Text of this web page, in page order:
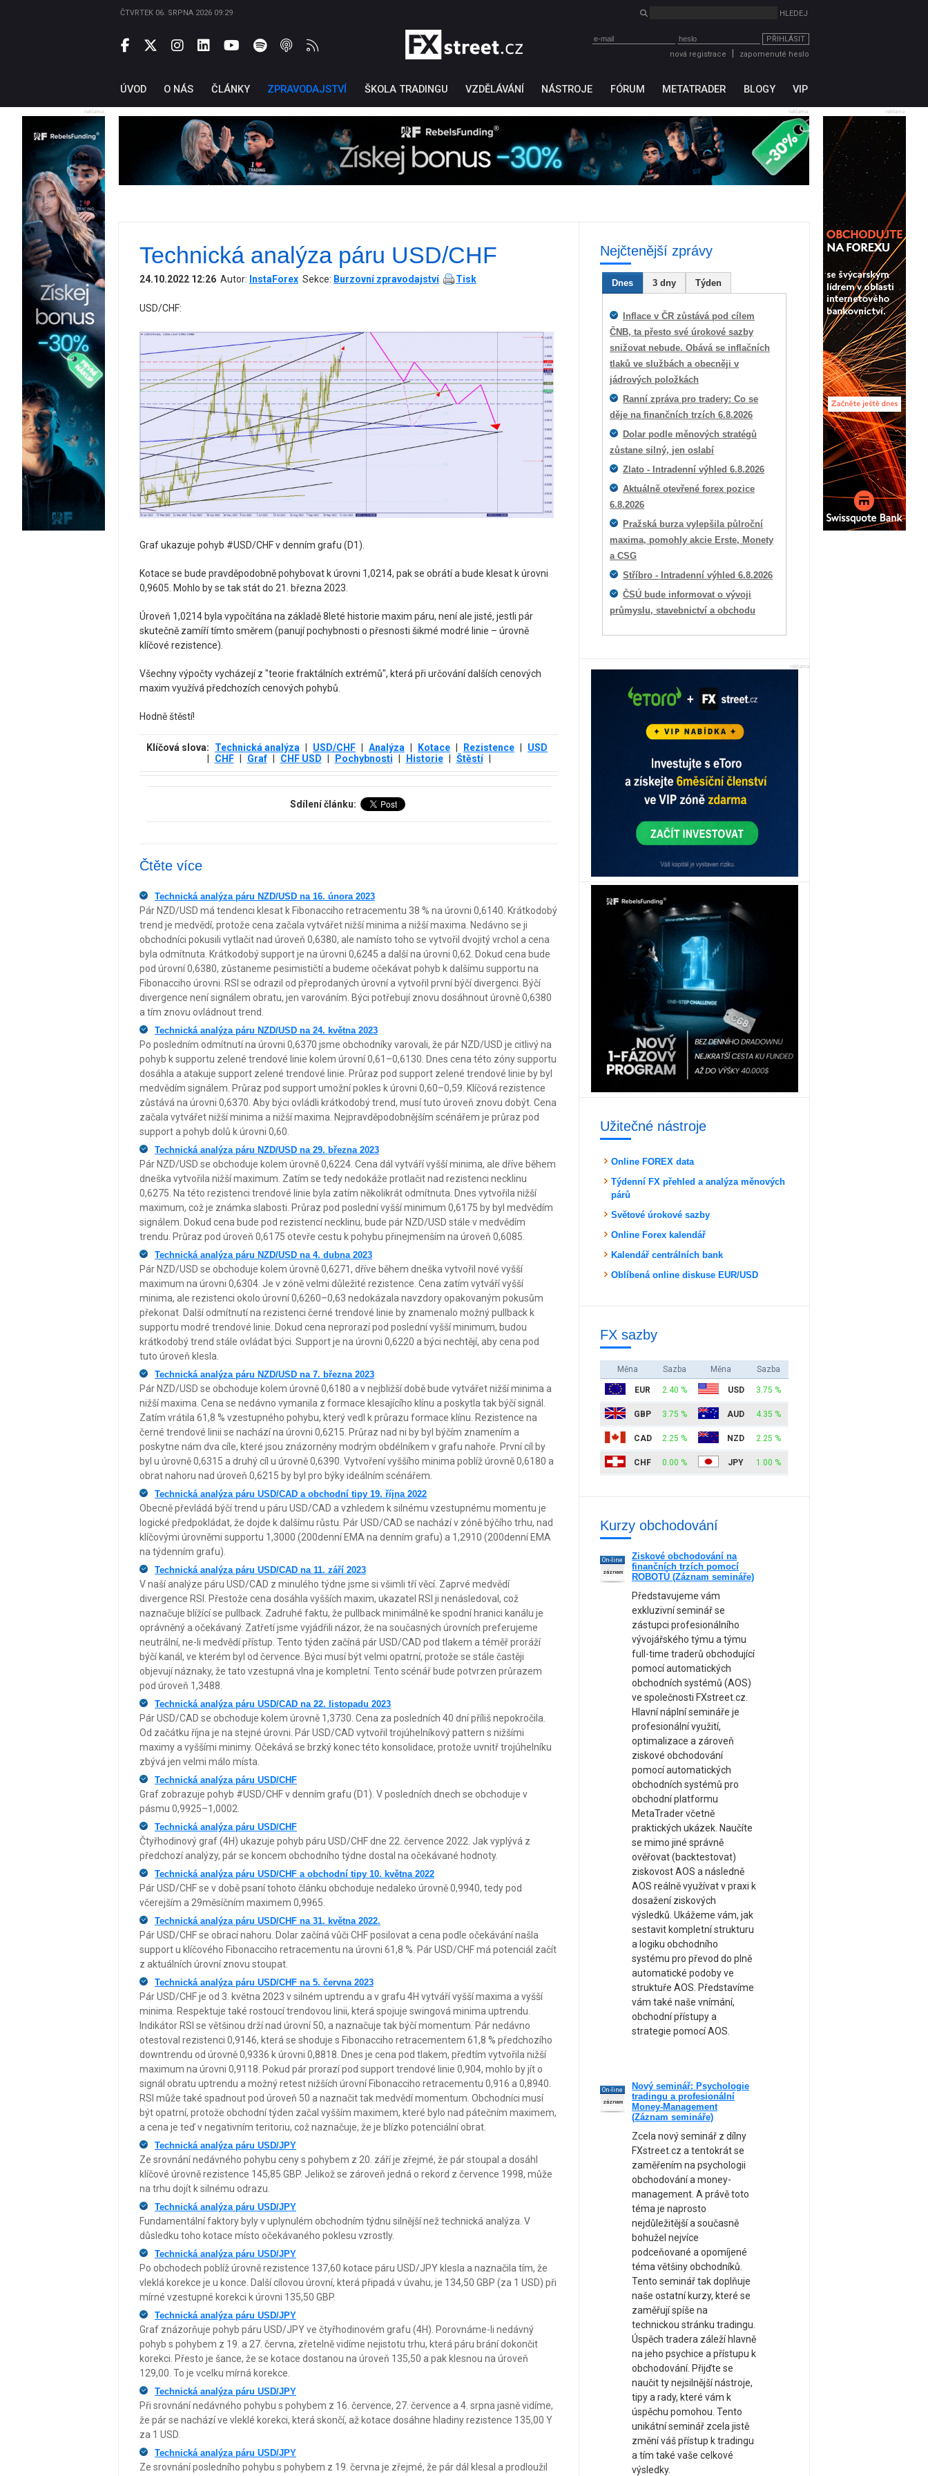
ČTVRTEK 06. SRPNA 2026 09:29
PŘIHLÁSIT
nová registrace
zapomenuté heslo
ÚVOD O NÁS ČLÁNKY ZPRAVODAJSTVÍ ŠKOLA TRADINGU VZDĚLÁVÁNÍ NÁSTROJE FÓRUM METATRADER BLOGY VIP
reklama reklama
reklama
Ticker Tapeby TradingView
Technická analýza páru USD/CHF
24.10.2022 12:26 Autor: InstaForex Sekce: Burzovní zpravodajství Tisk
USD/CHF:
Graf ukazuje pohyb #USD/CHF v denním grafu (D1).
Kotace se bude pravděpodobně pohybovat k úrovni 1,0214, pak se obrátí a bude klesat k úrovni
0,9605. Mohlo by se tak stát do 21. března 2023.
Úroveň 1,0214 byla vypočítána na základě 8leté historie maxim páru, není ale jisté, jestli pár
skutečně zamíří tímto směrem (panují pochybnosti o přesnosti šikmé modré linie – úrovně
klíčové rezistence).
Všechny výpočty vycházejí z "teorie fraktálních extrémů", která při určování dalších cenových
maxim využívá předchozích cenových pohybů.
Hodně štěstí!
Klíčová slova: Technická analýza USD/CHF Analýza Kotace Rezistence
USD
CHF Graf CHF USD Pochybnosti Historie Štěstí
Sdílení článku:
Čtěte více
Technická analýza páru NZD/USD na 16. února 2023
Pár NZD/USD má tendenci klesat k Fibonacciho retracementu 38 % na úrovni 0,6140. Krátkodobý
trend je medvědí, protože cena začala vytvářet nižší minima a nižší maxima. Nedávno se ji
obchodníci pokusili vytlačit nad úroveň 0,6380, ale namísto toho se vytvořil dvojitý vrchol a cena
byla odmítnuta. Krátkodobý support je na úrovni 0,6245 a další na úrovni 0,62. Dokud cena bude
pod úrovní 0,6380, zůstaneme pesimističtí a budeme očekávat pohyb k dalšímu supportu na
Fibonacciho úrovni. RSI se odrazil od přeprodaných úrovní a vytvořil první býčí divergenci. Býčí
divergence není signálem obratu, jen varováním. Býci potřebují znovu dosáhnout úrovně 0,6380
a tím znovu ovládnout trend.
Technická analýza páru NZD/USD na 24. května 2023
Po posledním odmítnutí na úrovni 0,6370 jsme obchodníky varovali, že pár NZD/USD je citlivý na
pohyb k supportu zelené trendové linie kolem úrovní 0,61–0,6130. Dnes cena této zóny supportu
dosáhla a atakuje support zelené trendové linie. Průraz pod support zelené trendové linie by byl
medvědím signálem. Průraz pod support umožní pokles k úrovni 0,60–0,59. Klíčová rezistence
zůstává na úrovni 0,6370. Aby býci ovládli krátkodobý trend, musí tuto úroveň znovu dobýt. Cena
začala vytvářet nižší minima a nižší maxima. Nejpravděpodobnějším scénářem je průraz pod
support a pohyb dolů k úrovni 0,60.
Technická analýza páru NZD/USD na 29. března 2023
Pár NZD/USD se obchoduje kolem úrovně 0,6224. Cena dál vytváří vyšší minima, ale dříve během
dneška vytvořila nižší maximum. Zatím se tedy nedokáže protlačit nad rezistenci necklinu
0,6275. Na této rezistenci trendové linie byla zatím několikrát odmítnuta. Dnes vytvořila nižší
maximum, což je známka slabosti. Průraz pod poslední vyšší minimum 0,6175 by byl medvědím
signálem. Dokud cena bude pod rezistencí necklinu, bude pár NZD/USD stále v medvědím
trendu. Průraz pod úroveň 0,6175 otevře cestu k pohybu přinejmenším na úroveň 0,6085.
Technická analýza páru NZD/USD na 4. dubna 2023
Pár NZD/USD se obchoduje kolem úrovně 0,6271, dříve během dneška vytvořil nové vyšší
maximum na úrovni 0,6304. Je v zóně velmi důležité rezistence. Cena zatím vytváří vyšší
minima, ale rezistenci okolo úrovní 0,6260–0,63 nedokázala navzdory opakovaným pokusům
překonat. Další odmítnutí na rezistenci černé trendové linie by znamenalo možný pullback k
supportu modré trendové linie. Dokud cena neprorazí pod poslední vyšší minimum, budou
krátkodobý trend stále ovládat býci. Support je na úrovni 0,6220 a býci nechtějí, aby cena pod
tuto úroveň klesla.
Technická analýza páru NZD/USD na 7. března 2023
Pár NZD/USD se obchoduje kolem úrovně 0,6180 a v nejbližší době bude vytvářet nižší minima a
nižší maxima. Cena se nedávno vymanila z formace klesajícího klínu a poskytla tak býčí signál.
Zatím vrátila 61,8 % vzestupného pohybu, který vedl k průrazu formace klínu. Rezistence na
černé trendové linii se nachází na úrovni 0,6215. Průraz nad ni by byl býčím znamením a
poskytne nám dva cíle, které jsou znázorněny modrým obdélníkem v grafu nahoře. První cíl by
byl u úrovně 0,6315 a druhý cíl u úrovně 0,6390. Vytvoření vyššího minima poblíž úrovně 0,6180 a
obrat nahoru nad úroveň 0,6215 by byl pro býky ideálním scénářem.
Technická analýza páru USD/CAD a obchodní tipy 19. října 2022
Obecně převládá býčí trend u páru USD/CAD a vzhledem k silnému vzestupnému momentu je
logické předpokládat, že dojde k dalšímu růstu. Pár USD/CAD se nachází v zóně býčího trhu, nad
klíčovými úrovněmi supportu 1,3000 (200denní EMA na denním grafu) a 1,2910 (200denní EMA
na týdenním grafu).
Technická analýza páru USD/CAD na 11. září 2023
V naší analýze páru USD/CAD z minulého týdne jsme si všimli tří věcí. Zaprvé medvědí
divergence RSI. Přestože cena dosáhla vyšších maxim, ukazatel RSI ji nenásledoval, což
naznačuje blížící se pullback. Zadruhé faktu, že pullback minimálně ke spodní hranici kanálu je
oprávněný a očekávaný. Zatřetí jsme vyjádřili názor, že na současných úrovních preferujeme
neutrální, ne-li medvědí přístup. Tento týden začíná pár USD/CAD pod tlakem a téměř proráží
býčí kanál, ve kterém byl od července. Býci musí být velmi opatrní, protože se stále častěji
objevují náznaky, že tato vzestupná vlna je kompletní. Tento scénář bude potvrzen průrazem
pod úroveň 1,3488.
Technická analýza páru USD/CAD na 22. listopadu 2023
Pár USD/CAD se obchoduje kolem úrovně 1,3730. Cena za posledních 40 dní příliš nepokročila.
Od začátku října je na stejné úrovni. Pár USD/CAD vytvořil trojúhelníkový pattern s nižšími
maximy a vyššími minimy. Očekává se brzký konec této konsolidace, protože uvnitř trojúhelníku
zbývá jen velmi málo místa.
Technická analýza páru USD/CHF
Graf zobrazuje pohyb #USD/CHF v denním grafu (D1). V posledních dnech se obchoduje v
pásmu 0,9925–1,0002.
Technická analýza páru USD/CHF
Čtyřhodinový graf (4H) ukazuje pohyb páru USD/CHF dne 22. července 2022. Jak vyplývá z
předchozí analýzy, pár se koncem obchodního týdne dostal na očekávané hodnoty.
Technická analýza páru USD/CHF a obchodní tipy 10. května 2022
Pár USD/CHF se v době psaní tohoto článku obchoduje nedaleko úrovně 0,9940, tedy pod
včerejším a 29měsíčním maximem 0,9965.
Technická analýza páru USD/CHF na 31. května 2022.
Pár USD/CHF se obrací nahoru. Dolar začíná vůči CHF posilovat a cena podle očekávání našla
support u klíčového Fibonacciho retracementu na úrovni 61,8 %. Pár USD/CHF má potenciál začít
z aktuálních úrovní znovu stoupat.
Technická analýza páru USD/CHF na 5. června 2023
Pár USD/CHF je od 3. května 2023 v silném uptrendu a v grafu 4H vytváří vyšší maxima a vyšší
minima. Respektuje také rostoucí trendovou linii, která spojuje swingová minima uptrendu.
Indikátor RSI se většinou drží nad úrovní 50, a naznačuje tak býčí momentum. Pár nedávno
otestoval rezistenci 0,9146, která se shoduje s Fibonacciho retracementem 61,8 % předchozího
downtrendu od úrovně 0,9336 k úrovni 0,8818. Dnes je cena pod tlakem, předtím vytvořila nižší
maximum na úrovni 0,9118. Pokud pár prorazí pod support trendové linie 0,904, mohlo by jít o
signál obratu uptrendu a možný retest nižších úrovní Fibonacciho retracementu 0,916 a 0,8940.
RSI může také spadnout pod úroveň 50 a naznačit tak medvědí momentum. Obchodníci musí
být opatrní, protože obchodní týden začal vyšším maximem, které bylo nad pátečním maximem,
a cena je teď v negativním teritoriu, což naznačuje, že je blízko potenciální obrat.
Technická analýza páru USD/JPY
Ze srovnání nedávného pohybu ceny s pohybem z 20. září je zřejmé, že pár stoupal a dosáhl
klíčové úrovně rezistence 145,85 GBP. Jelikož se zároveň jedná o rekord z července 1998, může
na trhu dojít k silnému odrazu.
Technická analýza páru USD/JPY
Fundamentální faktory byly v uplynulém obchodním týdnu silnější než technická analýza. V
důsledku toho kotace místo očekávaného poklesu vzrostly.
Technická analýza páru USD/JPY
Po obchodech poblíž úrovně rezistence 137,60 kotace páru USD/JPY klesla a naznačila tím, že
vleklá korekce je u konce. Další cílovou úrovní, která připadá v úvahu, je 134,50 GBP (za 1 USD) při
mírné vzestupné korekci k úrovni 135,50 GBP.
Technická analýza páru USD/JPY
Graf znázorňuje pohyb páru USD/JPY ve čtyřhodinovém grafu (4H). Porovnáme-li nedávný
pohyb s pohybem z 19. a 27. června, zřetelně vidíme nejistotu trhu, která páru brání dokončit
korekci. Přesto je šance, že se kotace dostanou na úroveň 135,50 a pak klesnou na úroveň
129,00. To je vcelku mírná korekce.
Technická analýza páru USD/JPY
Při srovnání nedávného pohybu s pohybem z 16. července, 27. července a 4. srpna jasně vidíme,
že pár se nachází ve vleklé korekci, která skončí, až kotace dosáhne hladiny rezistence 135,00 Y
za 1 USD.
Technická analýza páru USD/JPY
Ze srovnání posledního pohybu s pohybem z 19. června je zřejmé, že pár dál klesal a prodloužil
Nejčtenější zprávy
Dnes 3 dny Týden
Inflace v ČR zůstává pod cílem
ČNB, ta přesto své úrokové sazby
snižovat nebude. Obává se inflačních
tlaků ve službách a obecněji v
jádrových položkách
Ranní zpráva pro tradery: Co se
děje na finančních trzích 6.8.2026
Dolar podle měnových stratégů
zůstane silný, jen oslabí
Zlato - Intradenní výhled 6.8.2026
Aktuálně otevřené forex pozice
6.8.2026
Pražská burza vylepšila půlroční
maxima, pomohly akcie Erste, Monety
a CSG
Stříbro - Intradenní výhled 6.8.2026
ČSÚ bude informovat o vývoji
průmyslu, stavebnictví a obchodu
reklama
Užitečné nástroje
Online FOREX data
Týdenní FX přehled a analýza měnových
párů
Světové úrokové sazby
Online Forex kalendář
Kalendář centrálních bank
Oblíbená online diskuse EUR/USD
FX sazby
Měna Sazba Měna Sazba
EUR 2.40 % USD 3.75 %
GBP 3.75 % AUD 4.35 %
CAD 2.25 % NZD 2.25 %
CHF 0.00 % JPY 1.00 %
Kurzy obchodování
On-line
záznam
Ziskové obchodování na
finančních trzích pomocí
ROBOTŮ (Záznam semináře)
Představujeme vám
exkluzivní seminář se
zástupci profesionálního
vývojářského týmu a týmu
full-time traderů obchodující
pomocí automatických
obchodních systémů (AOS)
ve společnosti FXstreet.cz.
Hlavní náplní semináře je
profesionální využití,
optimalizace a zároveň
ziskové obchodování
pomocí automatických
obchodních systémů pro
obchodní platformu
MetaTrader včetně
praktických ukázek. Naučíte
se mimo jiné správně
ověřovat (backtestovat)
ziskovost AOS a následně
AOS reálně využívat v praxi k
dosažení ziskových
výsledků. Ukážeme vám, jak
sestavit kompletní strukturu
a logiku obchodního
systému pro převod do plně
automatické podoby ve
struktuře AOS. Představíme
vám také naše vnímání,
obchodní přístupy a
strategie pomocí AOS.
On-line
záznam
Nový seminář: Psychologie
tradingu a profesionální
Money-Management
(Záznam semináře)
Zcela nový seminář z dílny
FXstreet.cz a tentokrát se
zaměřením na psychologii
obchodování a money-
management. A právě toto
téma je naprosto
nejdůležitější a současně
bohužel nejvíce
podceňované a opomíjené
téma většiny obchodníků.
Tento seminář tak doplňuje
naše ostatní kurzy, které se
zaměřují spíše na
technickou stránku tradingu.
Úspěch tradera záleží hlavně
na jeho psychice a přístupu k
obchodování. Přijďte se
naučit ty nejsilnější nástroje,
tipy a rady, které vám k
úspěchu pomohou. Tento
unikátní seminář zcela jistě
změní váš přístup k tradingu
a tím také vaše celkové
výsledky.